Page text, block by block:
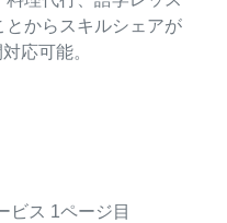
とからスキルシェアが
応可能。
ビス 1ページ目